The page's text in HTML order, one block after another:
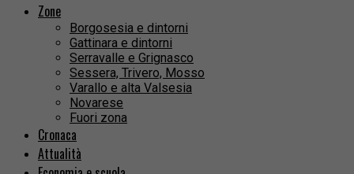
Zone
Borgosesia e dintorni
Gattinara e dintorni
Serravalle e Grignasco
Sessera, Trivero, Mosso
Varallo e alta Valsesia
Novarese
Fuori zona
Cronaca
Attualità